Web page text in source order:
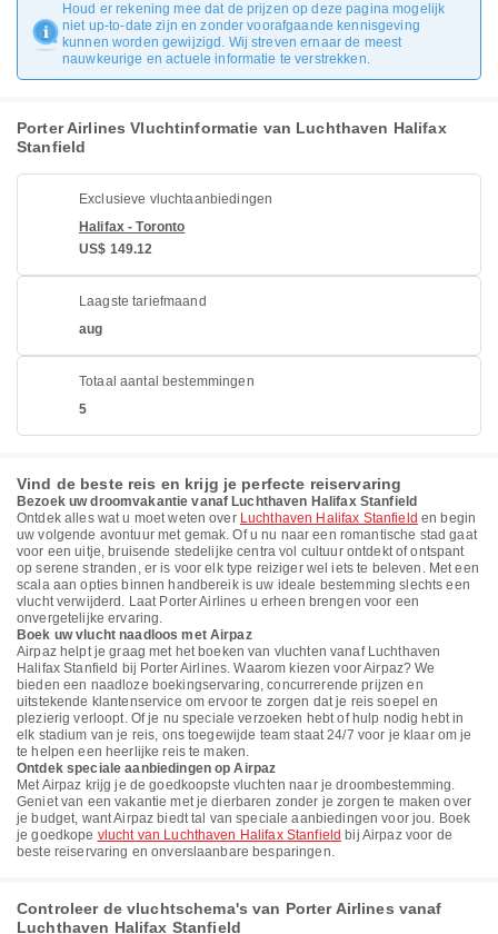
Houd er rekening mee dat de prijzen op deze pagina mogelijk
niet up-to-date zijn en zonder voorafgaande kennisgeving
kunnen worden gewijzigd. Wij streven ernaar de meest
nauwkeurige en actuele informatie te verstrekken.
Porter Airlines Vluchtinformatie van Luchthaven Halifax
Stanfield
Exclusieve vluchtaanbiedingen
Halifax - Toronto
US$ 149.12
Laagste tariefmaand
aug
Totaal aantal bestemmingen
5
Vind de beste reis en krijg je perfecte reiservaring
Bezoek uw droomvakantie vanaf Luchthaven Halifax Stanfield
Ontdek alles wat u moet weten over Luchthaven Halifax Stanfield en begin
uw volgende avontuur met gemak. Of u nu naar een romantische stad gaat
voor een uitje, bruisende stedelijke centra vol cultuur ontdekt of ontspant
op serene stranden, er is voor elk type reiziger wel iets te beleven. Met een
scala aan opties binnen handbereik is uw ideale bestemming slechts een
vlucht verwijderd. Laat Porter Airlines u erheen brengen voor een
onvergetelijke ervaring.
Boek uw vlucht naadloos met Airpaz
Airpaz helpt je graag met het boeken van vluchten vanaf Luchthaven
Halifax Stanfield bij Porter Airlines. Waarom kiezen voor Airpaz? We
bieden een naadloze boekingservaring, concurrerende prijzen en
uitstekende klantenservice om ervoor te zorgen dat je reis soepel en
plezierig verloopt. Of je nu speciale verzoeken hebt of hulp nodig hebt in
elk stadium van je reis, ons toegewijde team staat 24/7 voor je klaar om je
te helpen een heerlijke reis te maken.
Ontdek speciale aanbiedingen op Airpaz
Met Airpaz krijg je de goedkoopste vluchten naar je droombestemming.
Geniet van een vakantie met je dierbaren zonder je zorgen te maken over
je budget, want Airpaz biedt tal van speciale aanbiedingen voor jou. Boek
je goedkope vlucht van Luchthaven Halifax Stanfield bij Airpaz voor de
beste reiservaring en onverslaanbare besparingen.
Controleer de vluchtschema's van Porter Airlines vanaf
Luchthaven Halifax Stanfield